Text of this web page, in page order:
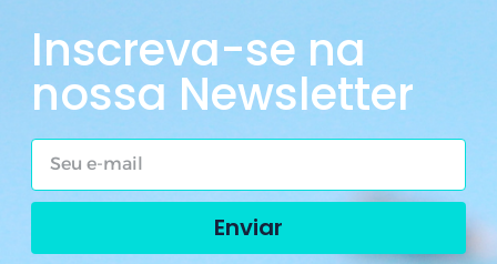
Inscreva-se na
nossa Newsletter
Enviar